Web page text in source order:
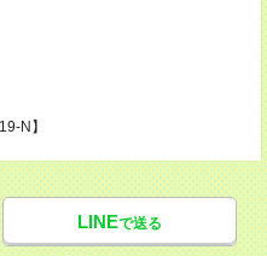
N】
LINEで送る